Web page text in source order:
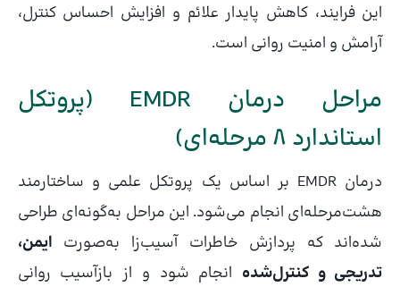
این فرایند، کاهش پایدار علائم و افزایش احساس کنترل،
آرامش و امنیت روانی است.
مراحل درمان EMDR (پروتکل
استاندارد ۸ مرحله‌ای)
درمان EMDR بر اساس یک پروتکل علمی و ساختارمند
هشت‌مرحله‌ای انجام می‌شود. این مراحل به‌گونه‌ای طراحی
شده‌اند که پردازش خاطرات آسیب‌زا به‌صورت ایمن،
تدریجی و کنترل‌شده انجام شود و از بازآسیب روانی